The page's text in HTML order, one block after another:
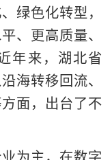
绿色化转型，
、更高质量、
年来，湖北省
海转移回流、
面，出台了不
为主，在数字